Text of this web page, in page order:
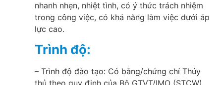
nhanh nhẹn, nhiệt tình, có ý thức trách nhiệm
trong công việc, có khả năng làm việc dưới áp
lực cao.
Trình độ:
– Trình độ đào tạo: Có bằng/chứng chỉ Thủy